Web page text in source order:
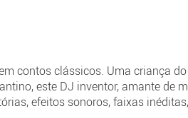
contos clássicos. Uma criança
este DJ inventor, amante de
efeitos sonoros, faixas